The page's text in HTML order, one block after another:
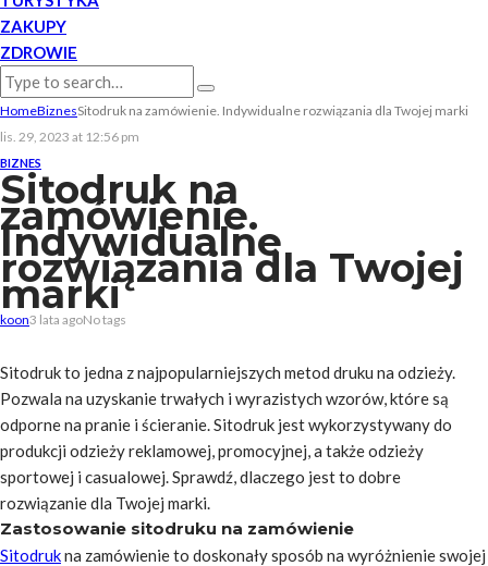
ZAKUPY
ZDROWIE
HomeBiznesSitodruk na zamówienie. Indywidualne rozwiązania dla Twojej marki
lis. 29, 2023 at 12:56 pm
BIZNES
Sitodruk na
zamówienie.
Indywidualne
rozwiązania dla Twojej
marki
koon3 lata agoNo tags
Sitodruk to jedna z najpopularniejszych metod druku na odzieży.
Pozwala na uzyskanie trwałych i wyrazistych wzorów, które są
odporne na pranie i ścieranie. Sitodruk jest wykorzystywany do
produkcji odzieży reklamowej, promocyjnej, a także odzieży
sportowej i casualowej. Sprawdź, dlaczego jest to dobre
rozwiązanie dla Twojej marki.
Zastosowanie sitodruku na zamówienie
Sitodrukna zamówienie to doskonały sposób na wyróżnienie swojej